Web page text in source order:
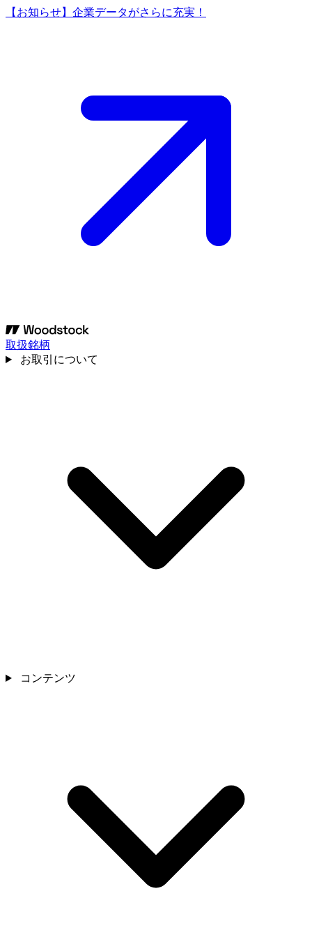
【お知らせ】企業データがさらに充実！
取扱銘柄
お取引について
コンテンツ